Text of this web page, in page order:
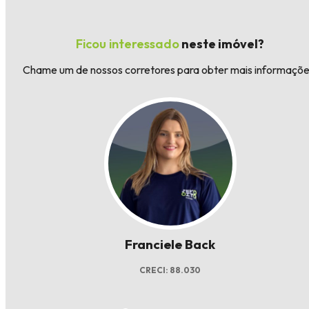
Ficou interessadoneste imóvel?
Chame um de nossos corretores para obter mais
Franciele Back
CRECI: 88.030